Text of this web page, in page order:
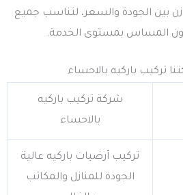
بين الجودة والسعر، لتناسب جميع
المساس بمستوى الخدمة.
تركيب باركيه بالاحساء
شركة تركيب باركيه
بالاحساء
تركيب أرضيات باركيه عالية
الجودة للمنازل والمكاتب